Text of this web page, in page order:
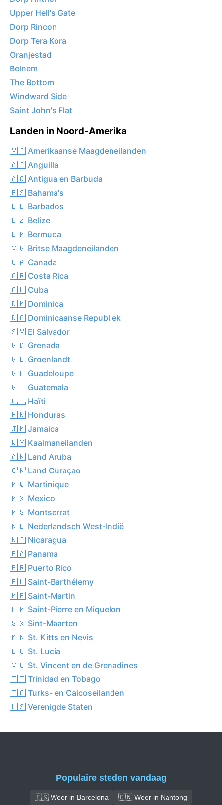
Upper Hell's Gate
Dorp Rincon
Dorp Tera Kora
Oranjestad
Belnem
The Bottom
Windward Side
Saint John's Flat
Landen in Noord-Amerika
🇻🇮 Amerikaanse Maagdeneilanden
🇦🇮 Anguilla
🇦🇬 Antigua en Barbuda
🇧🇸 Bahama's
🇧🇧 Barbados
🇧🇿 Belize
🇧🇲 Bermuda
🇻🇬 Britse Maagdeneilanden
🇨🇦 Canada
🇨🇷 Costa Rica
🇨🇺 Cuba
🇩🇲 Dominica
🇩🇴 Dominicaanse Republiek
🇸🇻 El Salvador
🇬🇩 Grenada
🇬🇱 Groenlandt
🇬🇵 Guadeloupe
🇬🇹 Guatemala
🇭🇹 Haïti
🇭🇳 Honduras
🇯🇲 Jamaica
🇰🇾 Kaaimaneilanden
🇦🇼 Land Aruba
🇨🇼 Land Curaçao
🇲🇶 Martinique
🇲🇽 Mexico
🇲🇸 Montserrat
🇳🇱 Nederlandsch West-Indië
🇳🇮 Nicaragua
🇵🇦 Panama
🇵🇷 Puerto Rico
🇧🇱 Saint-Barthélemy
🇲🇫 Saint-Martin
🇵🇲 Saint-Pierre en Miquelon
🇸🇽 Sint-Maarten
🇰🇳 St. Kitts en Nevis
🇱🇨 St. Lucia
🇻🇨 St. Vincent en de Grenadines
🇹🇹 Trinidad en Tobago
🇹🇨 Turks- en Caicoseilanden
🇺🇸 Verenigde Staten
Populaire steden vandaag
🇪🇸 Weer in Barcelona
🇨🇳 Weer in Nantong